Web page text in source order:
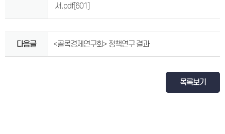
서.pdf[601]
다음글 <골목경제연구회> 정책연구 결과
목록보기